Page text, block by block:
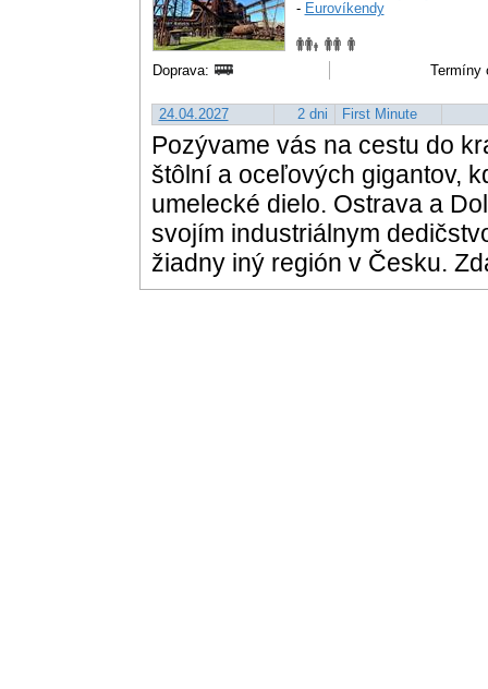
- Eurovíkendy
Doprava: Termíny
24.04.2027 2 dni First Minute
Pozývame vás na cestu do
štôlní a oceľových gigantov,
umelecké dielo. Ostrava a
svojím industriálnym
žiadny iný región v Česku.